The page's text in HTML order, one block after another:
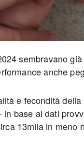
sembravano
anche
e fecondità
base ai dati
13mila in meno